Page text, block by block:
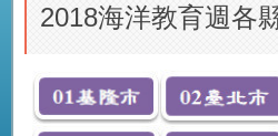
2018海洋教育週各